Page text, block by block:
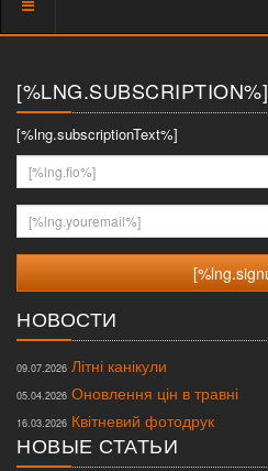
[%LNG.SUBSCRIPTION%]
[%lng.subscriptionText%]
[%lng.fio%]
[%lng.youremail%]
НОВОСТИ
09.07.2026 Літні канікули
05.04.2026 Оновлення цін в травні
16.03.2026 Квітневий фотодрук
НОВЫЕ СТАТЬИ